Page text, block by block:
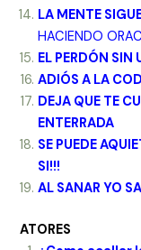
LA MENTE
HACIENDO
EL PERDÓN SIN
ADIÓS A LA
DEJA QUE TE
ENTERRADA
SE PUEDE
SI!!!
AL SANAR YO
ATORES